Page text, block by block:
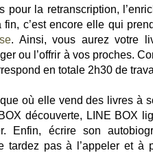
pour la retranscription,
c’est encore elle qui
. Ainsi, vous aurez votre
ou l’offrir à vos proches.
en totale 2h30 de
où elle vend des livres à
découverte, LINE BOX
Enfin, écrire son
tardez pas à l’appeler et à